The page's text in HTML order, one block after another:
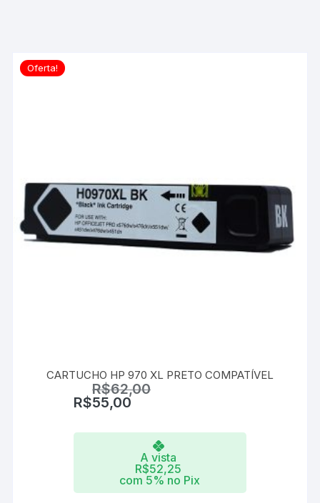
Oferta!
CARTUCHO HP 970 XL PRETO COMPATÍVEL
R$62,00
R$55,00
A vista
R$52,25
com 5% no Pix